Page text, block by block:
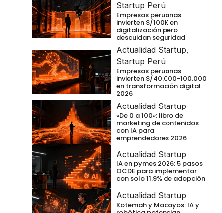
Startup Perú
Empresas peruanas
invierten S/100K en
digitalización pero
descuidan seguridad
Actualidad Startup,
Startup Perú
Empresas peruanas
invierten S/40.000-100.000
en transformación digital
2026
Actualidad Startup
«De 0 a 100»: libro de
marketing de contenidos
con IA para
emprendedores 2026
Actualidad Startup
IA en pymes 2026: 5 pasos
OCDE para implementar
con solo 11.9% de adopción
Actualidad Startup
Kotemah y Macayos: IA y